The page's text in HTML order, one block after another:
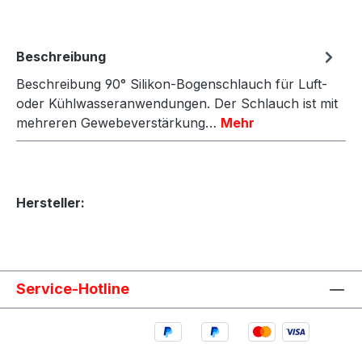
Beschreibung
Beschreibung 90° Silikon-Bogenschlauch für Luft-
oder Kühlwasseranwendungen. Der Schlauch ist mit
mehreren Gewebeverstärkung… Mehr
Hersteller:
Service-Hotline